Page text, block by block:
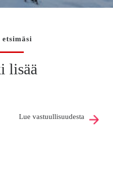
lisää
Lue vastuullisuudesta